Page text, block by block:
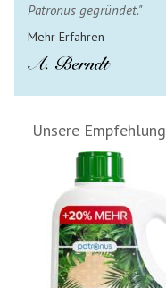
Patronus gegründet."
Mehr Erfahren
Unsere Empfehlung